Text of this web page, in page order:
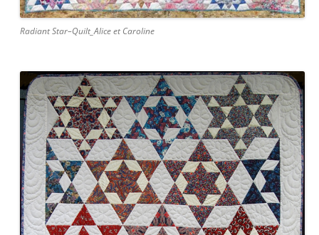
Radiant Star–Quilt_Alice et Caroline